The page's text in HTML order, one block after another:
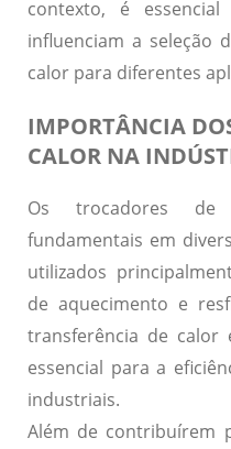
contexto, é
influenciam a seleção
calor para diferentes
IMPORTÂNCIA
CALOR NA
Os trocadores de
fundamentais em
utilizados
de aquecimento e
transferência de
essencial para a
industriais.
Além de contribuírem